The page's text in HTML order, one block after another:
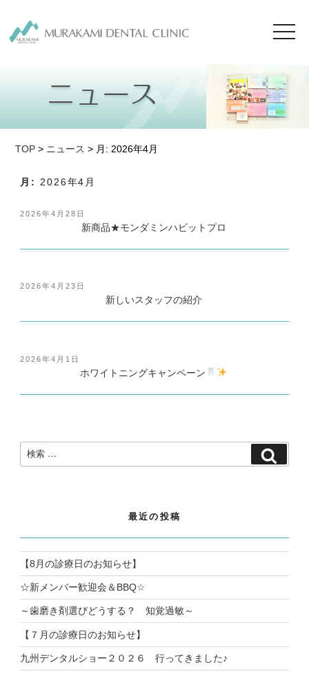
TOP > ニュース > 月: 2026年4月
月: 2026年4月
投
2026年4月28日
新商品★モンダミンハビットプロ
投
2026年4月23日
新しいスタッフの紹介
投
2026年4月1日
ホワイトニングキャンペーン
検
索:
索
最近の投稿
【8月の診療日のお知らせ】
☆新メンバー歓迎会＆BBQ☆
～歯磨き剤選びどうする？ 知覚過敏～
【７月の診療日のお知らせ】
九州デンタルショー２０２６ 行ってきました♪